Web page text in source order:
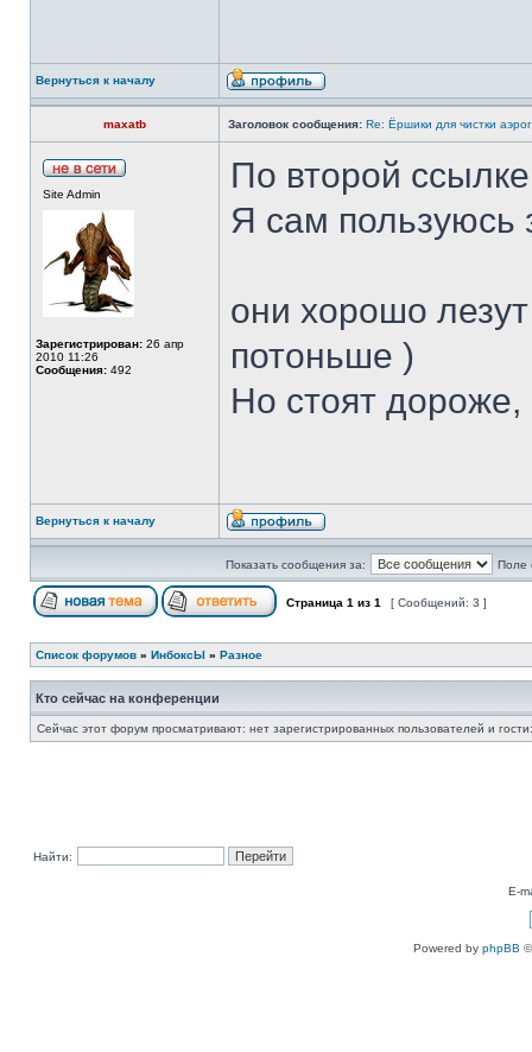
Вернуться к началу
maxatb Заголовок сообщения: Re: Ёршики для чистки
Site Admin
Зарегистрирован: 26 апр
2010 11:26
Сообщения: 492
По второй
Я сам
они хорошо
потоньше )
Но стоят дороже,
Вернуться к началу
Показать сообщения за: Поле
Страница 1 из 1 [ Сообщений: 3 ]
Список форумов » ИнбоксЫ » Разное
Кто сейчас на конференции
Сейчас этот форум просматривают: нет зарегистрированных пользователей и
Найти:
E-
Powered by phpBB